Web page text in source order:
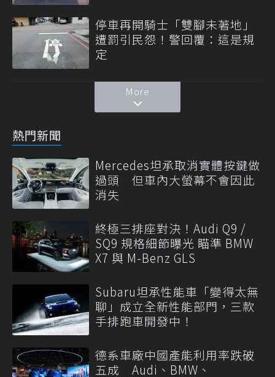
停車再開騎士「雙腳未著地」
遭罰引民怨！警回覆：這是規
定
More
熱門新聞
Mercedes坦承取消實體按鍵做
過頭 但車內大螢幕不會因此
消失
終極三排座對決！Audi Q9 /
SQ9 規格細節曝光 瞄準 BMW
X7 與 M-Benz GLS
Subaru坦承性能車「變得太無
聊」成立全新性能部門，三款
手排跑車開發中！
德系車廠中國產能利用率跌破
五成 Audi、BMW、